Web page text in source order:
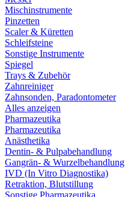
Mischinstrumente
Pinzetten
Scaler & Küretten
Schleifsteine
Sonstige Instrumente
Spiegel
Trays & Zubehör
Zahnreiniger
Zahnsonden, Paradontometer
Alles anzeigen
Pharmazeutika
Pharmazeutika
Anästhetika
Dentin- & Pulpabehandlung
Gangrän- & Wurzelbehandlung
IVD (In Vitro Diagnostika)
Retraktion, Blutstillung
Sonstige Pharmazeutika